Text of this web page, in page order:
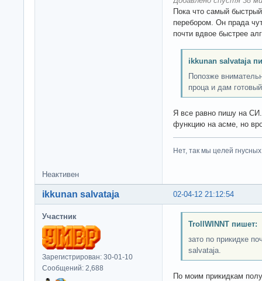
Пока что самый
перебором. Он прада
почти вдвое быстрее
ikkunan salvataja
Попозже
проца и дам
Я все равно пишу на
функцию на асме, но
Нет, так мы целей
Неактивен
02-04-12 21:12:54
ikkunan salvataja
Участник
Зарегистрирован: 30-01-10
Сообщений: 2,688
TrollWINNT пишет:
зато по прикидке
salvataja.
По моим прикидкам